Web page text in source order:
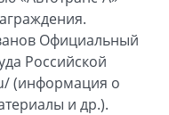
Официальный
Российской
(информация о
и др.).